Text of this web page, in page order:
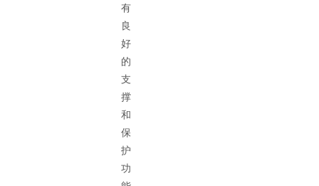
有
良
好
的
支
撑
和
保
护
功